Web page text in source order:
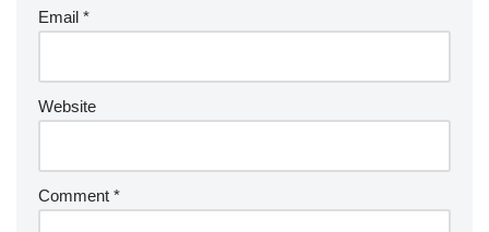
Email *
Website
Comment *